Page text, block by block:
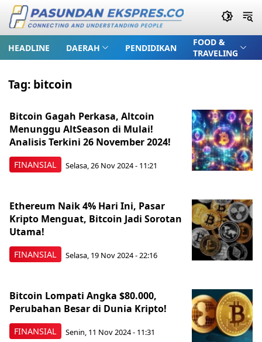
HEADLINE DAERAH PENDIDIKAN
FOOD &
TRAVELING
Tag: bitcoin
FINANSIAL
Bitcoin Gagah Perkasa, Altcoin
Menunggu AltSeason di Mulai!
Analisis Terkini 26 November 2024!
Selasa, 26 Nov 2024 - 11:21
FINANSIAL
Ethereum Naik 4% Hari Ini, Pasar
Kripto Menguat, Bitcoin Jadi Sorotan
Utama!
Selasa, 19 Nov 2024 - 22:16
FINANSIAL
Bitcoin Lompati Angka $80.000,
Perubahan Besar di Dunia Kripto!
Senin, 11 Nov 2024 - 11:31